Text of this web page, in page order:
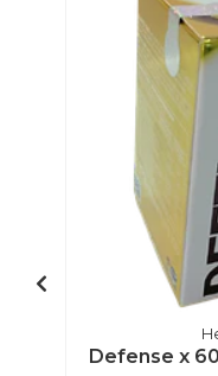
Defense x